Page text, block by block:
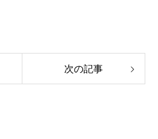
次の記事